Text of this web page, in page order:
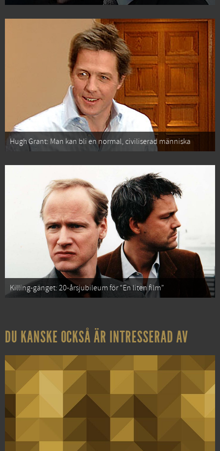
Hugh Grant: Man kan bli en normal, civiliserad människa
Killing-gänget: 20-årsjubileum för “En liten film”
DU KANSKE OCKSÅ ÄR INTRESSERAD AV